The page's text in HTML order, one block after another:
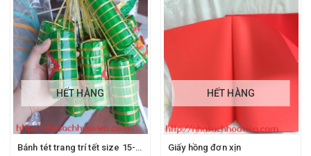
HẾT HÀNG
Bánh tét trang trí tết size 15-16cm
HẾT HÀNG
Giấy hồng đơn xịn